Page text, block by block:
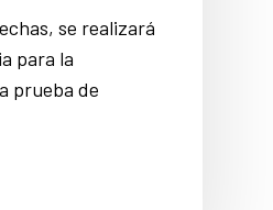
se realizará
para la
prueba de